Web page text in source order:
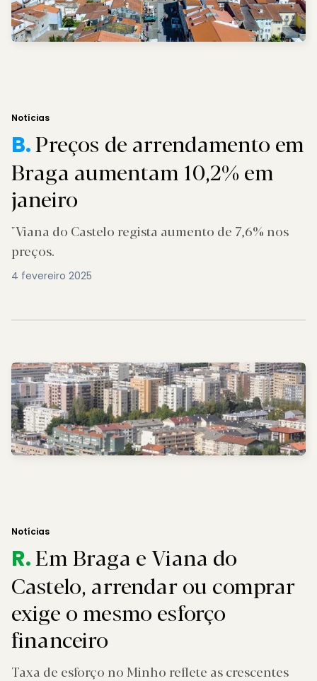
Notícias
B.Preços de arrendamento em
Braga aumentam 10,2% em
janeiro
"Viana do Castelo regista aumento de 7,6% nos
preços.
4 fevereiro 2025
Notícias
R.Em Braga e Viana do
Castelo, arrendar ou comprar
exige o mesmo esforço
financeiro
Taxa de esforço no Minho reflete as crescentes